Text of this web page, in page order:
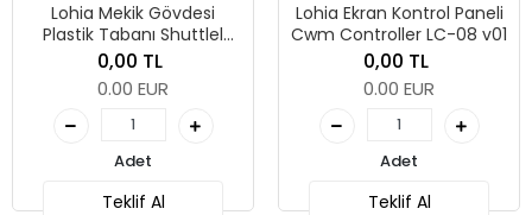
Lohia Mekik Gövdesi
Plastik Tabanı Shuttlel
Body Wg (8 Degree)
0,00 TL
0.00 EUR
Adet
Teklif Al
Lohia Ekran Kontrol Paneli
Cwm Controller LC-08 v01
0,00 TL
0.00 EUR
Adet
Teklif Al